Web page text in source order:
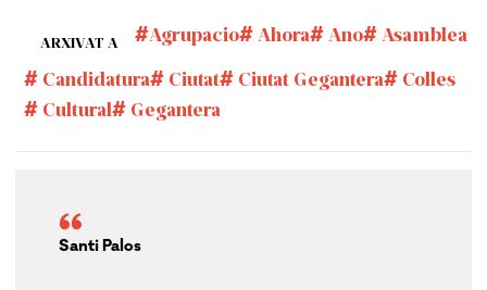
ARXIVAT A Agrupacio Ahora Ano
Asamblea
Candidatura
Ciutat Ciutat Gegantera
Colles
Cultural
Gegantera
Santi Palos